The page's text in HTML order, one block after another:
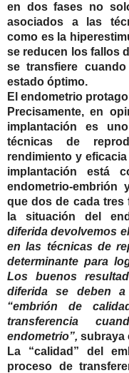
en dos fases no
asociados a las
como es la
se reducen los fallos
se transfiere
estado óptimo.
El endometrio
Precisamente, en
implantación es
técnicas de
rendimiento y
implantación está
endometrio-
que dos de cada tres
la situación del
diferida devolvemos
en las técnicas de
determinante para
Los buenos
diferida se deben
“embrión de
transferencia
endometrio”, subraya
La “calidad” del
proceso de